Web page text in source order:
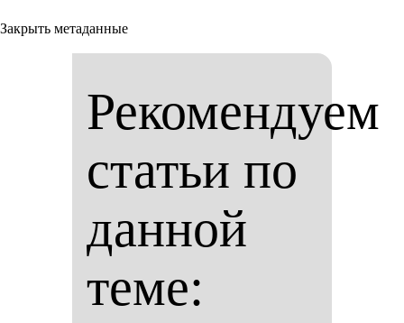
Закрыть метаданные
Рекомендуем
статьи по
данной
теме: